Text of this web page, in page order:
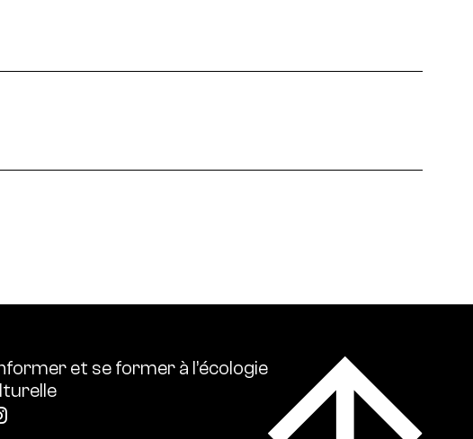
et se former à l’écologie